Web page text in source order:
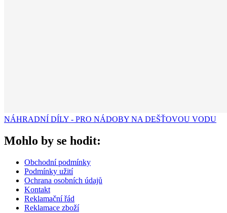
NÁHRADNÍ DÍLY - PRO NÁDOBY NA DEŠŤOVOU VODU
Mohlo by se hodit:
Obchodní podmínky
Podmínky užití
Ochrana osobních údajů
Kontakt
Reklamační řád
Reklamace zboží